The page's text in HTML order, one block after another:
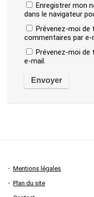
Enregistrer mon
dans le navigateur
Prévenez-moi de
commentaires par e-
Prévenez-moi de
e-mail.
Mentions légales
Plan du site